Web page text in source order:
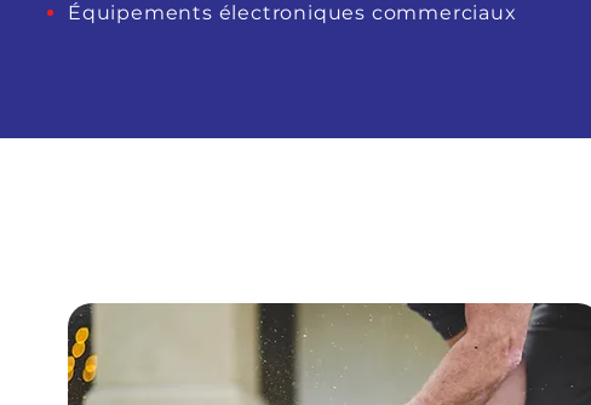
Équipements électroniques commerciaux